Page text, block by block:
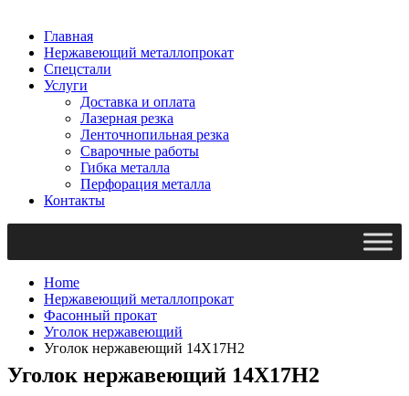
Главная
Нержавеющий металлопрокат
Спецстали
Услуги
Доставка и оплата
Лазерная резка
Ленточнопильная резка
Сварочные работы
Гибка металла
Перфорация металла
Контакты
Home
Нержавеющий металлопрокат
Фасонный прокат
Уголок нержавеющий
Уголок нержавеющий 14Х17Н2
Уголок нержавеющий 14Х17Н2